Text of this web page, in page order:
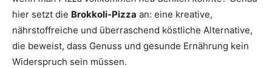
hier setzt die Brokkoli-Pizza an: eine kreative,
nährstoffreiche und überraschend köstliche Alternative,
die beweist, dass Genuss und gesunde Ernährung kein
Widerspruch sein müssen.